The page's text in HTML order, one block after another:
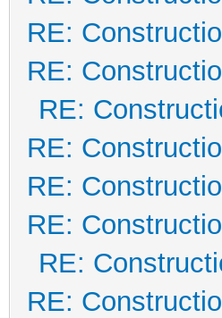
RE:
RE:
RE:
RE:
RE:
RE:
RE:
RE: